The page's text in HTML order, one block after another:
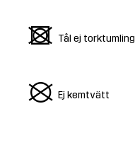
d Tål ej torktumling
U Ej kemtvätt